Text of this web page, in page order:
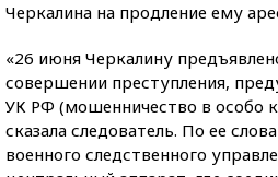
Черкалина на продление ему
«26 июня Черкалину
совершении преступления,
УК РФ (мошенничество в особо
сказала следователь. По ее
военного следственного